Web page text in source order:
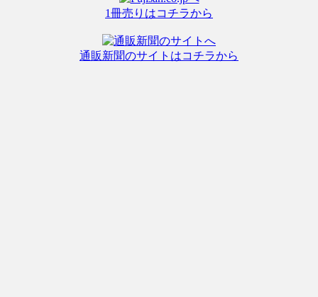
1冊売りはコチラから
通販新聞のサイトはコチラから